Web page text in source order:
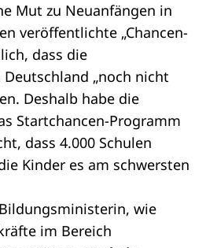
Mut zu Neuanfängen in
veröffentlichte „Chancen-
dass die
„noch nicht
Deshalb habe die
Startchancen-Programm
dass 4.000 Schulen
Kinder es am schwersten
wie
im Bereich